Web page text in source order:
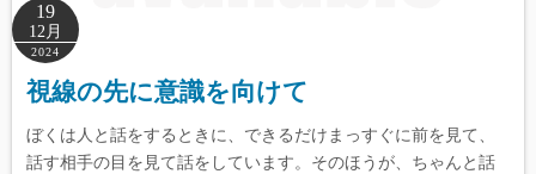
19
12月
2024
視線の先に意識を向けて
ぼくは人と話をするときに、できるだけまっすぐに前を見て、
話す相手の目を見て話をしています。そのほうが、ちゃんと話